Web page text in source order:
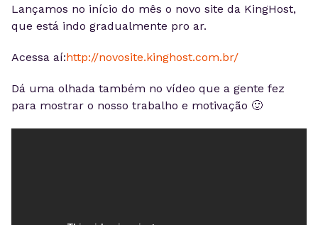
Lançamos no início do mês o novo site da KingHost,
que está indo gradualmente pro ar.
Acessa aí:http://novosite.kinghost.com.br/
Dá uma olhada também no vídeo que a gente fez
para mostrar o nosso trabalho e motivação 🙂